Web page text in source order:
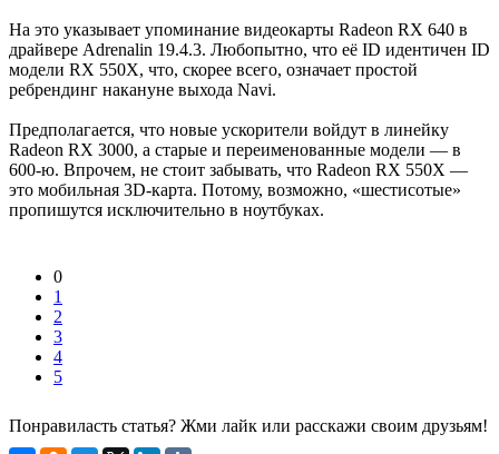
На это указывает упоминание видеокарты Radeon RX 640 в
драйвере Adrenalin 19.4.3. Любопытно, что её ID идентичен ID
модели RX 550X, что, скорее всего, означает простой
ребрендинг накануне выхода Navi.
Предполагается, что новые ускорители войдут в линейку
Radeon RX 3000, а старые и переименованные модели — в
600-ю. Впрочем, не стоит забывать, что Radeon RX 550X —
это мобильная 3D-карта. Потому, возможно, «шестисотые»
пропишутся исключительно в ноутбуках.
0
1
2
3
4
5
Понравиласть статья? Жми лайк или расскажи своим друзьям!